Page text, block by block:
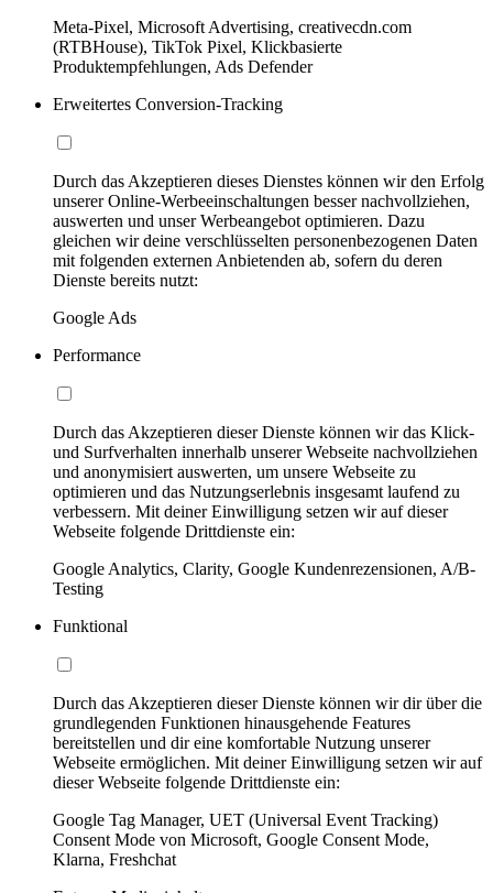
Meta-Pixel, Microsoft Advertising, creativecdn.com
(RTBHouse), TikTok Pixel, Klickbasierte
Produktempfehlungen, Ads Defender
Erweitertes Conversion-Tracking
Durch das Akzeptieren dieses Dienstes können wir den Erfolg
unserer Online-Werbeeinschaltungen besser nachvollziehen,
auswerten und unser Werbeangebot optimieren. Dazu
gleichen wir deine verschlüsselten personenbezogenen Daten
mit folgenden externen Anbietenden ab, sofern du deren
Dienste bereits nutzt:
Google Ads
Performance
Durch das Akzeptieren dieser Dienste können wir das Klick-
und Surfverhalten innerhalb unserer Webseite nachvollziehen
und anonymisiert auswerten, um unsere Webseite zu
optimieren und das Nutzungserlebnis insgesamt laufend zu
verbessern. Mit deiner Einwilligung setzen wir auf dieser
Webseite folgende Drittdienste ein:
Google Analytics, Clarity, Google Kundenrezensionen, A/B-
Testing
Funktional
Durch das Akzeptieren dieser Dienste können wir dir über die
grundlegenden Funktionen hinausgehende Features
bereitstellen und dir eine komfortable Nutzung unserer
Webseite ermöglichen. Mit deiner Einwilligung setzen wir auf
dieser Webseite folgende Drittdienste ein:
Google Tag Manager, UET (Universal Event Tracking)
Consent Mode von Microsoft, Google Consent Mode,
Klarna, Freshchat